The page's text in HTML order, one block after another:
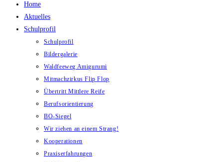
Home
Aktuelles
Schulprofil
Schulprofil
Bildergalerie
Waldfeeweg Amigurumi
Mitmachzirkus Flip Flop
Übertritt Mittlere Reife
Berufsorientierung
BO-Siegel
Wir ziehen an einem Strang!
Kooperationen
Praxiserfahrungen